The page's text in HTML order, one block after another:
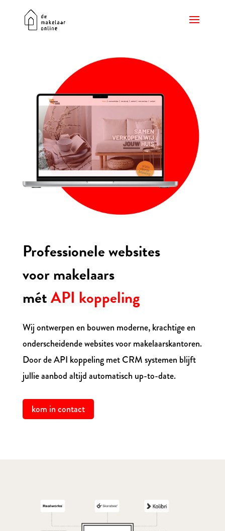
Professionele websites
voor makelaars
métAPI koppeling
Wij ontwerpen en bouwen moderne, krachtige en
onderscheidende websites voor makelaarskantoren.
Door de API koppeling met CRM systemen blijft
jullie aanbod altijd automatisch up-to-date.
kom in contact